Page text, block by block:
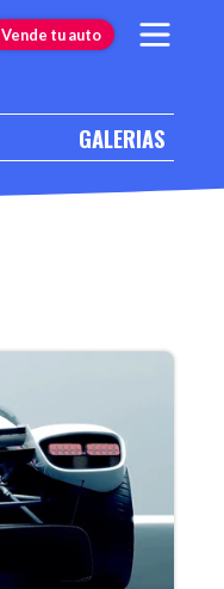
Vende tu auto
GALERIAS